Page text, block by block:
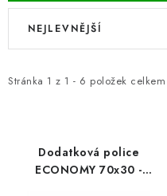
ČASTO KLADENÉ DOTAZY
B2B - VELKOOBCHOD
NAPIŠTE NÁM
BLOG
V
i
Stránka 1 z 1 - 6 položek celkem
Ř
e
NEJLEVNĚJŠÍ
Dodatková police
ECONOMY 70x30 -